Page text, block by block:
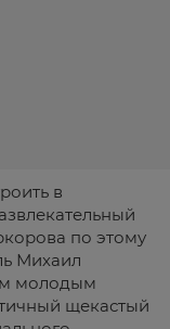
в
по этому
Михаил
молодым
щекастый